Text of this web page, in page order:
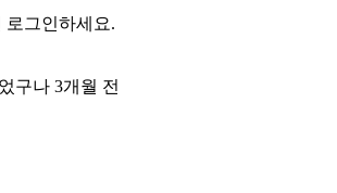
로그인하세요.
구나 3개월 전